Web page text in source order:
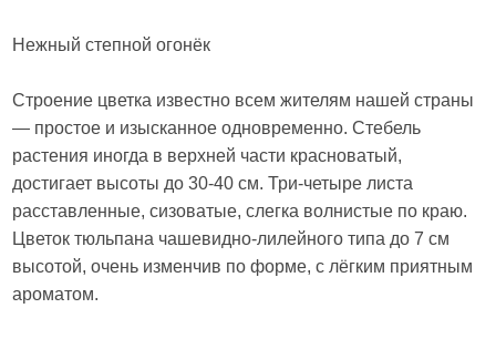
Нежный степной огонёк
Строение цветка известно всем жителям нашей страны
— простое и изысканное одновременно. Стебель
растения иногда в верхней части красноватый,
достигает высоты до 30-40 см. Три-четыре листа
расставленные, сизоватые, слегка волнистые по краю.
Цветок тюльпана чашевидно-лилейного типа до 7 см
высотой, очень изменчив по форме, с лёгким приятным
ароматом.